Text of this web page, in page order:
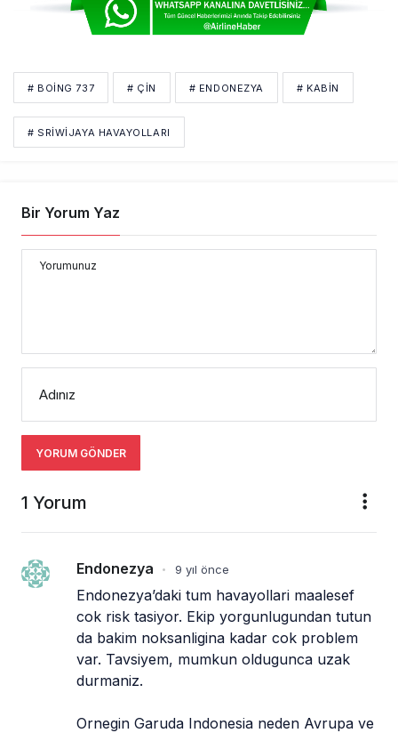
# BOING 737 # ÇIN # ENDONEZYA # KABIN
# SRIWIJAYA HAVAYOLLARI
Bir Yorum Yaz
Yorumunuz
Adınız
YORUM GÖNDER
1 Yorum
Endonezya • 9 yıl önce
Endonezya’daki tum havayollari maalesef
cok risk tasiyor. Ekip yorgunlugundan tutun
da bakim noksanligina kadar cok problem
var. Tavsiyem, mumkun oldugunca uzak
durmaniz.
Ornegin Garuda Indonesia neden Avrupa ve